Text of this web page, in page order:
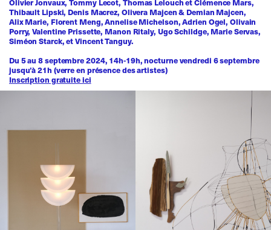
Olivier Jonvaux, Tommy Lecot, Thomas Lelouch et Clémence Mars,
Thibault Lipski, Denis Macrez, Olivera Majcen & Demian Majcen,
Alix Marie, Florent Meng, Annelise Michelson, Adrien Ogel, Olivain
Porry, Valentine Prissette, Manon Ritaly, Ugo Schildge, Marie Servas,
Siméon Starck, et Vincent Tanguy.
Du 5 au 8 septembre 2024, 14h-19h, nocturne vendredi 6 septembre
jusqu’à 21h (verre en présence des artistes)
Inscription gratuite ici